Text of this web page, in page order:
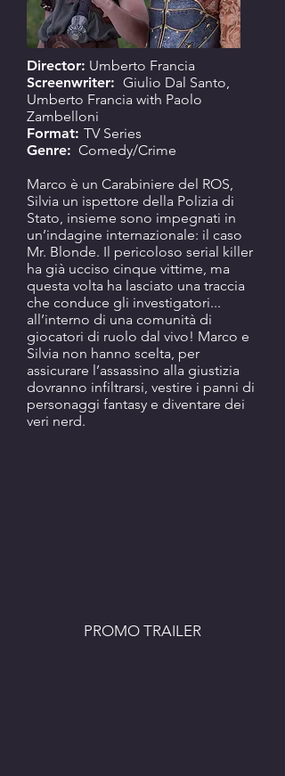
Director: Umberto Francia
Screenwriter: Giulio Dal Santo,
Umberto Francia with Paolo
Zambelloni
Format: TV Series
Genre: Comedy/Crime
Marco è un Carabiniere del ROS,
Silvia un ispettore della Polizia di
Stato, insieme sono impegnati in
un’indagine internazionale: il caso
Mr. Blonde. Il pericoloso serial killer
ha già ucciso cinque vittime, ma
questa volta ha lasciato una traccia
che conduce gli investigatori...
all’interno di una comunità di
giocatori di ruolo dal vivo! Marco e
Silvia non hanno scelta, per
assicurare l’assassino alla giustizia
dovranno infiltrarsi, vestire i panni di
personaggi fantasy e diventare dei
veri nerd.
PROMO TRAILER